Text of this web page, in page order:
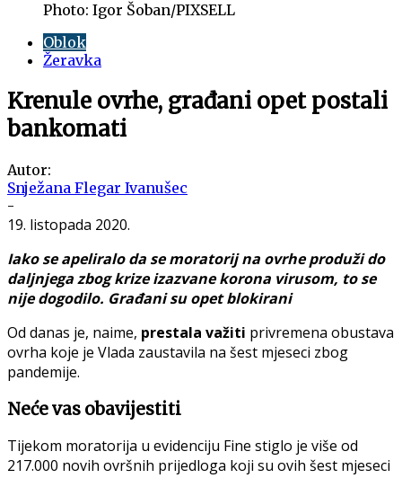
Photo: Igor Šoban/PIXSELL
Oblok
Žeravka
Krenule ovrhe, građani opet postali
bankomati
Autor:
Snježana Flegar Ivanušec
-
19. listopada 2020.
Iako se apeliralo da se moratorij na ovrhe produži do
daljnjega zbog krize izazvane korona virusom, to se
nije dogodilo. Građani su opet blokirani
Od danas je, naime, prestala važiti privremena obustava
ovrha koje je Vlada zaustavila na šest mjeseci zbog
pandemije.
Neće vas obavijestiti
Tijekom moratorija u evidenciju Fine stiglo je više od
217.000 novih ovršnih prijedloga koji su ovih šest mjeseci